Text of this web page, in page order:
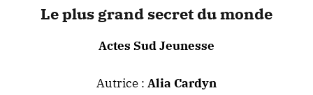
Le plus grand secret du monde
Actes Sud Jeunesse
Autrice : Alia Cardyn